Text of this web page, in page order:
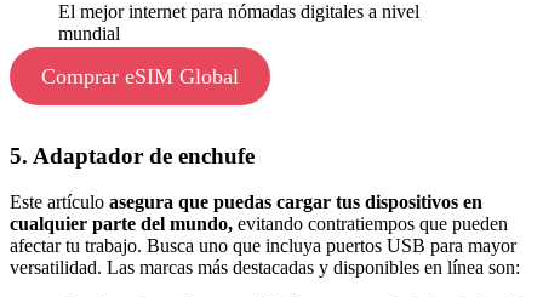
El mejor internet para nómadas digitales a nivel
mundial
Comprar eSIM Global
5. Adaptador de enchufe
Este artículo asegura que puedas cargar tus dispositivos en
cualquier parte del mundo, evitando contratiempos que pueden
afectar tu trabajo. Busca uno que incluya puertos USB para mayor
versatilidad. Las marcas más destacadas y disponibles en línea son: